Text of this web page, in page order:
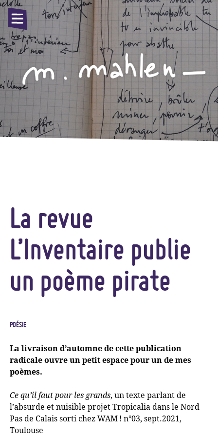
La revue
L’Inventaire publie
un poème pirate
POÉSIE
La livraison d’automne de cette publication
radicale ouvre un petit espace pour un de mes
poèmes.
Ce qu’il faut pour les grands, un texte parlant de
l’absurde et nuisible projet Tropicalia dans le Nord
Pas de Calais sorti chezWAM! n°03, sept.2021,
Toulouse